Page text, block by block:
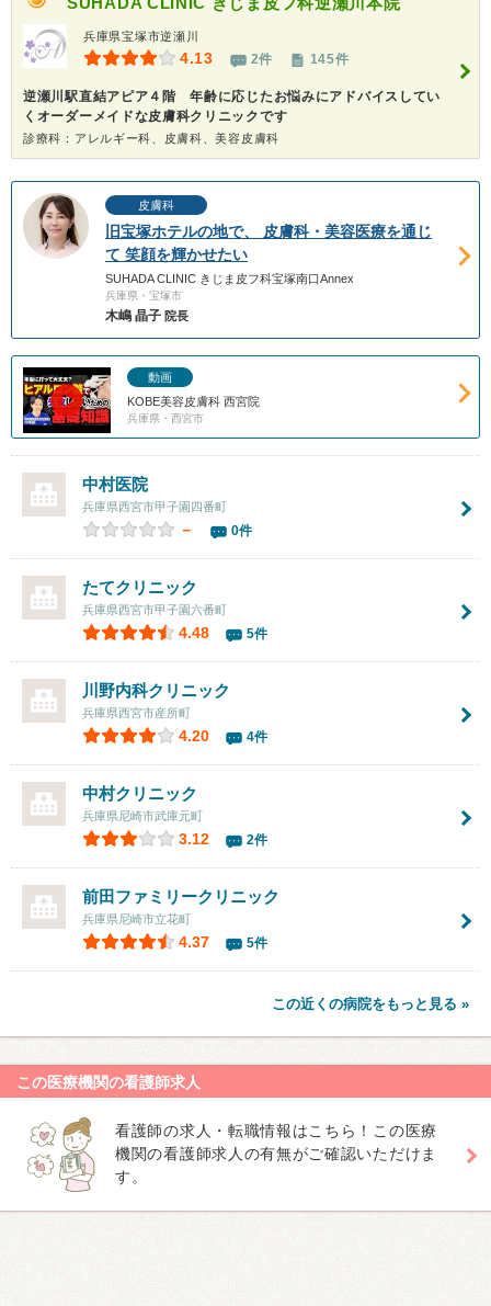
兵庫県宝塚市逆瀬川
4.13 2件 145件
逆瀬川駅直結アピア４階 年齢に応じたお悩みにアドバイスしてい
くオーダーメイドな皮膚科クリニックです
診療科：アレルギー科、皮膚科、美容皮膚科
皮膚科
旧宝塚ホテルの地で、 皮膚科・美容医療を通じ
て 笑顔を輝かせたい
SUHADA CLINIC きじま皮フ科宝塚南口Annex
兵庫県・宝塚市
木嶋 晶子 院長
動画
KOBE美容皮膚科 西宮院
兵庫県・西宮市
中村医院
兵庫県西宮市甲子園四番町
－ 0件
たてクリニック
兵庫県西宮市甲子園六番町
4.48 5件
川野内科クリニック
兵庫県西宮市産所町
4.20 4件
中村クリニック
兵庫県尼崎市武庫元町
3.12 2件
前田ファミリークリニック
兵庫県尼崎市立花町
4.37 5件
この近くの病院をもっと見る »
この医療機関の看護師求人
看護師の求人・転職情報はこちら！この医療
機関の看護師求人の有無がご確認いただけま
す。